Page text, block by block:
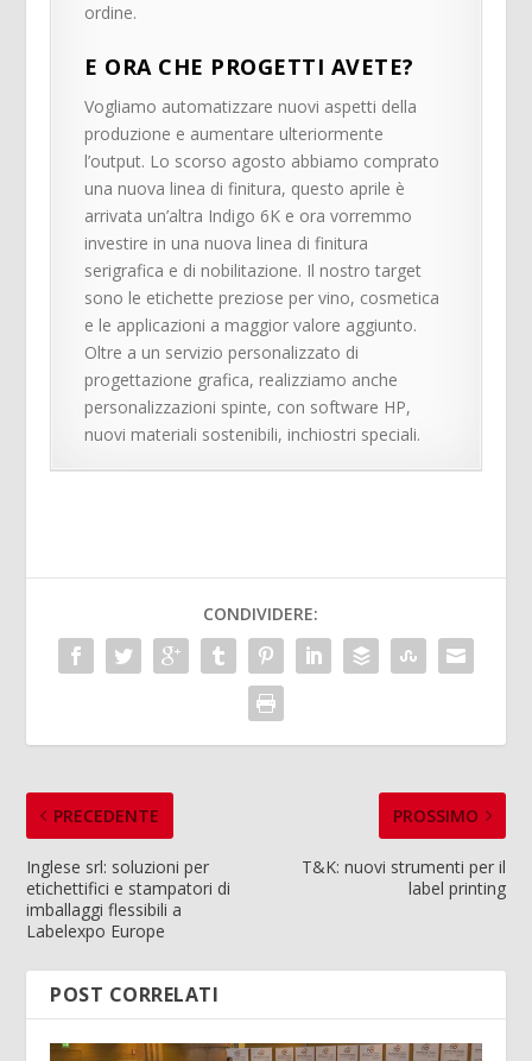
ordine.
E ORA CHE PROGETTI AVETE?
Vogliamo automatizzare nuovi aspetti della
produzione e aumentare ulteriormente
l’output. Lo scorso agosto abbiamo comprato
una nuova linea di finitura, questo aprile è
arrivata un’altra Indigo 6K e ora vorremmo
investire in una nuova linea di finitura
serigrafica e di nobilitazione. Il nostro target
sono le etichette preziose per vino, cosmetica
e le applicazioni a maggior valore aggiunto.
Oltre a un servizio personalizzato di
progettazione grafica, realizziamo anche
personalizzazioni spinte, con software HP,
nuovi materiali sostenibili, inchiostri speciali.
CONDIVIDERE:
PRECEDENTE
Inglese srl: soluzioni per
etichettifici e stampatori di
imballaggi flessibili a
Labelexpo Europe
PROSSIMO
T&K: nuovi strumenti per il
label printing
POST CORRELATI